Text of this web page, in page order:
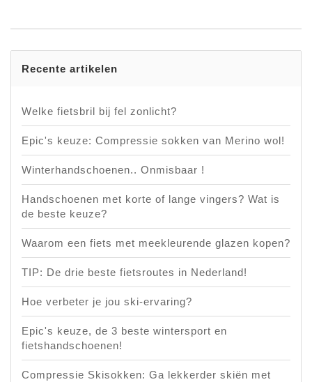
Recente artikelen
Welke fietsbril bij fel zonlicht?
Epic's keuze: Compressie sokken van Merino wol!
Winterhandschoenen.. Onmisbaar !
Handschoenen met korte of lange vingers? Wat is
de beste keuze?
Waarom een fiets met meekleurende glazen kopen?
TIP: De drie beste fietsroutes in Nederland!
Hoe verbeter je jou ski-ervaring?
Epic's keuze, de 3 beste wintersport en
fietshandschoenen!
Compressie Skisokken: Ga lekkerder skiën met